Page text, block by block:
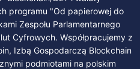
programu "Od papierowej do
Zespołu Parlamentarnego
Cyfrowych. Współpracujemy z
Izbą Gospodarczą Blockchain
podmiotami na polskim